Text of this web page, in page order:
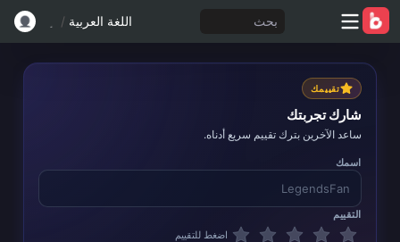
بحث اللغة العربية /
تقييمك
شارك تجربتك
ساعد الآخرين بترك تقييم سريع أدناه.
اسمك
التقييم
اضغط للتقييم